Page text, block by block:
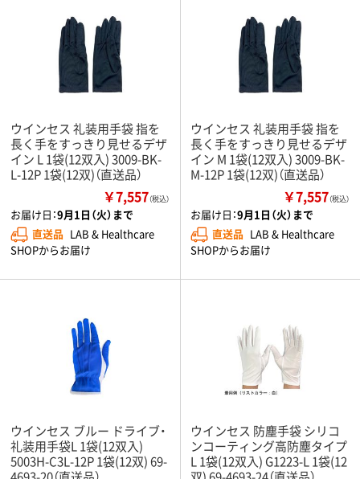
ウインセス 礼装用手袋 指を
長く手をすっきり見せるデザ
イン L 1袋(12双入) 3009-BK-
L-12P 1袋(12双)（直送品）
￥7,557（税込）
お届け日：9月1日（火）まで
直送品 LAB & Healthcare
SHOPからお届け
ウインセス 礼装用手袋 指を
長く手をすっきり見せるデザ
イン M 1袋(12双入) 3009-BK-
M-12P 1袋(12双)（直送品）
￥7,557（税込）
お届け日：9月1日（火）まで
直送品 LAB & Healthcare
SHOPからお届け
ウインセス ブルー ドライブ・
礼装用手袋L 1袋(12双入)
5003H-C3L-12P 1袋(12双) 69-
ウインセス 防塵手袋 シリコ
ンコーティング高防塵タイプ
L 1袋(12双入) G1223-L 1袋(12